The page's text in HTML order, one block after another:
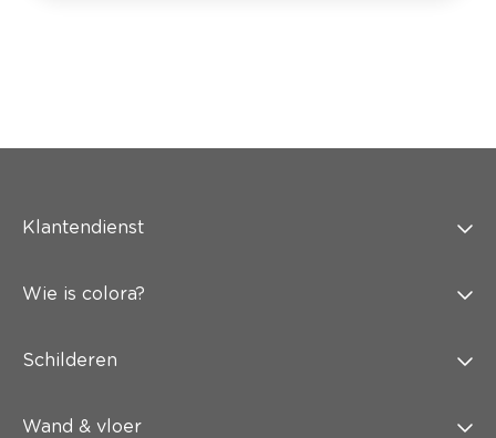
Klantendienst
Wie is colora?
Schilderen
Wand & vloer